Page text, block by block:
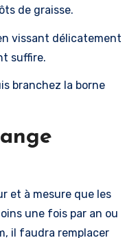
de graisse.
vissant délicatement
suffire.
branchez la borne
et à mesure que les
une fois par an ou
il faudra remplacer